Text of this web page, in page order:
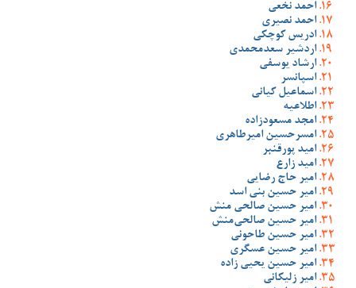
احمد نخعی
احمد نصیری
ادریس کوچکی
اردشیر سعدمحمدی
ارشاد یوسفی
اسپانسر
اسماعیل کیانی
اطلاعیه
امجد مسعودزاده
امسرحسین امیرطاهری
امید پورقنبر
امید زارع
امیر حاج رضایی
امیر حسین بنی اسد
امیر حسین صالحی منش
امیر حسین صالحی‌منش
امیر حسین طاحونی
امیر حسین عسگری
امیر حسین یحیی زاده
امیر زلیکانی